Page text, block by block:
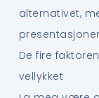
alternativet,
De fire
vellykket